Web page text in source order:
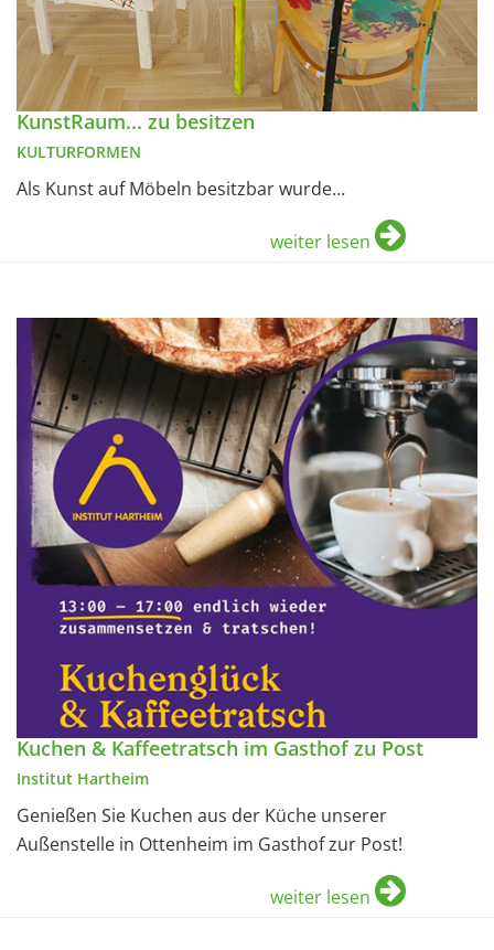
KunstRaum... zu besitzen
KULTURFORMEN
Als Kunst auf Möbeln besitzbar wurde…
weiter lesen
Kuchen & Kaffeetratsch im Gasthof zu Post
Institut Hartheim
Genießen Sie Kuchen aus der Küche unserer
Außenstelle in Ottenheim im Gasthof zur Post!
weiter lesen